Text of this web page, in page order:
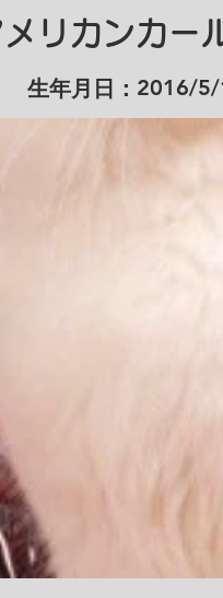
リカンカー
​生年月日： 2016/5/